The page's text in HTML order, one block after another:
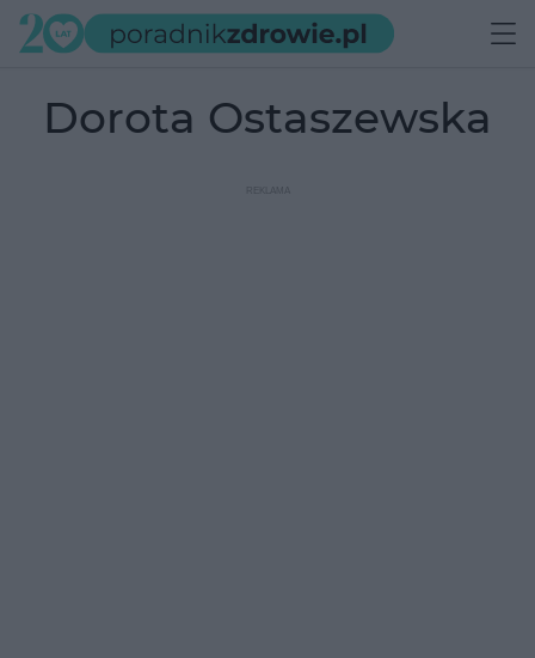
Dorota Ostaszewska